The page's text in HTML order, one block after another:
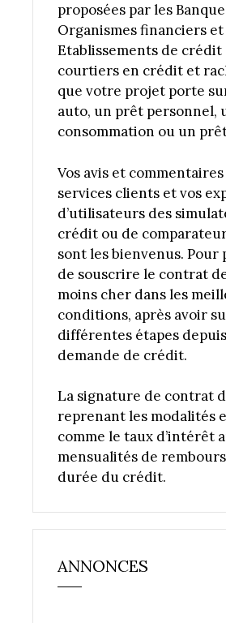
proposées par les
Organismes financiers et
Etablissements de crédit
courtiers en crédit et
que votre projet porte
auto, un prêt personnel,
consommation ou un
Vos avis et
services clients et vos
d’utilisateurs des
crédit ou de
sont les bienvenus.
de souscrire le contrat
moins cher dans les
conditions, après avoir
différentes étapes
demande de crédit.
La signature de contrat
reprenant les modalités
comme le taux d’intérêt
mensualités de
durée du crédit.
ANNONCES